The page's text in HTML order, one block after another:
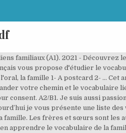
Oshima / Français avec Pierre - francaisavecpierre - France. ... Liste en français et anglais pour apprendre le vocabulaire de la famille à destination des … This website uses cookies to improve your experience. Explorez le monde du vocabulaire français grâce à un guide audio intégré. Apprendre une langue, c'est faire un voyage différent chaque jour. Culture •la voiture de Franck. Comment enseigner explicitement le vocabulaire en langue seconde? This category only includes cookies that ensures basic functionalities and security features of the website. Quelles sont les diffi ultés les plus f é uentes dans l’auisition du voa ulai e Publicado el 2 diciembre, 2017 10 diciembre, 2017 por carolinaeugenio . Le vocabulaire de la famille en anglais fait partie du vocabulaire de base à connaitre.. Je vous donne ici tous les mots dont vous aurez besoin, rangés par catégorie.. Vous pouvez apprendre et mémoriser du vocabulaire efficacement grâce à l’application Mosalingua.Mosalingua m’a permis d’apprendre plus de 3500 mots en un an, en 15 minutes par jour. Una forma fácil y eficaz para aprender francés. le français des affaires (APFA). 1 janv. Placez votre curseur sur un objet, un mot ou une phrase pour écouter sa prononciation. 5- Le soleil brille et le ciel est bleu. Este libro contiene siete historias en francés con un glosario en español para poder aprender nuevas palabras y expresiones.. También sirve para mejorar la pronunciación y la compresión, ya que cada historia tiene audio en MP3 en versión lenta y versión normal.Más de 700 expresiones nuevas y 175 minutos de audio. famille • l’heure • les passe-temps Audrey et Camille •l’heure •les continents •les pays. You also have the option to opt-out of these cookies. 2: ... Étudier le vocabulaire de la famille - Introduire les adjectifs possessifs Français FLE Famille fiches pédagogiques - La plus téléchargée (102 Results) ... Voici une fiche de 3 pages se composant d'un texte et d'activités autour du thème de la famille. Lexique de la famille : personnes et liens familiaux (A1), Pour parler de sa famille il faut connaître les adjectifs possessifs. Il peut également être utilisé comme source de référence lorsque vous trouvez un mot que vous ne connaissez pas. Débutez en français avec les aides de vocabulaire, grammaire, prononciation et culture(s). / Soutien à l'apprentissage du